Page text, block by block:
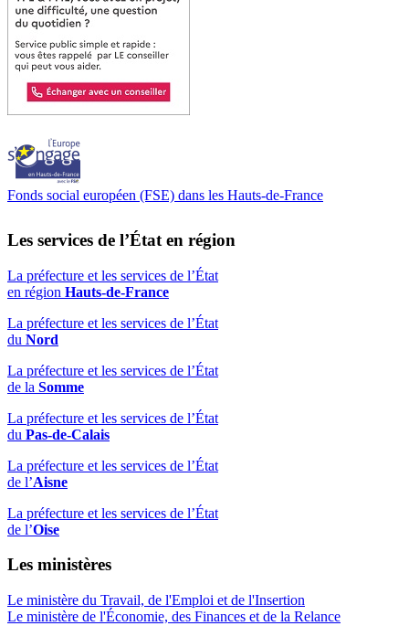
Fonds social européen (FSE) dans les Hauts-de-France
Les services de l’État en région
La préfecture et les services de l’État
en région Hauts-de-France
La préfecture et les services de l’État
du Nord
La préfecture et les services de l’État
de la Somme
La préfecture et les services de l’État
du Pas-de-Calais
La préfecture et les services de l’État
de l’Aisne
La préfecture et les services de l’État
de l’Oise
Les ministères
Le ministère du Travail, de l'Emploi et de l'Insertion
Le ministère de l'Économie, des Finances et de la Relance